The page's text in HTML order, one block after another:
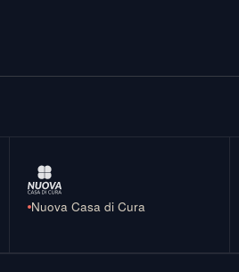
Nuova Casa di Cura